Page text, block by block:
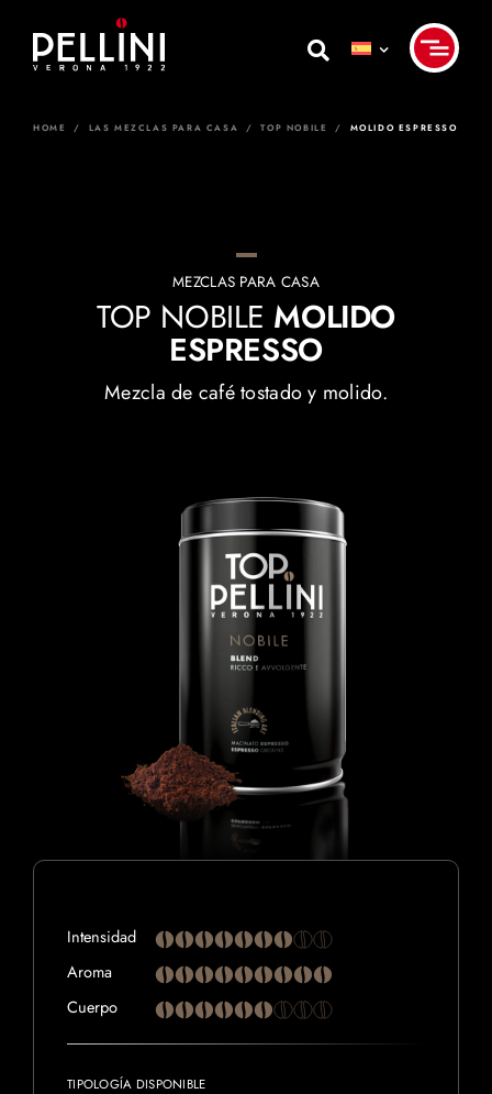
content
HOME / LAS MEZCLAS PARA CASA / TOP NOBILE / MOLIDO ESPRESSO
MEZCLAS PARA CASA
TOP NOBILE MOLIDO
ESPRESSO
Mezcla de café tostado y molido.
Intensidad
Aroma
Cuerpo
TIPOLOGÍA DISPONIBLE